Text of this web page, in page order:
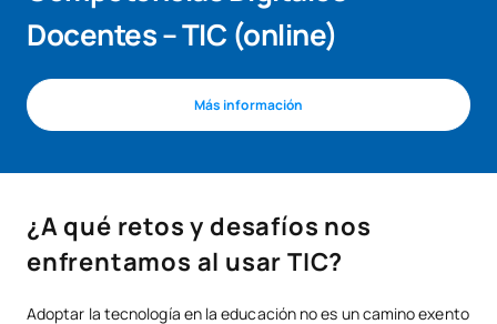
Docentes – TIC (online)
Más información
¿A qué retos y desafíos nos
enfrentamos al usar TIC?
Adoptar la tecnología en la educación no es un camino exento